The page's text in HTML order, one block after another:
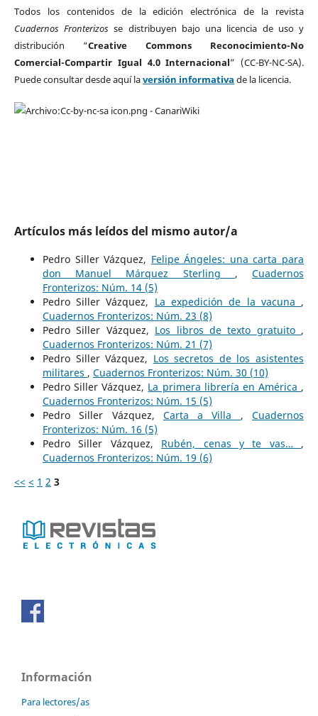
Todos los contenidos de la edición electrónica de la revista
Cuadernos Fronterizos se distribuyen bajo una licencia de uso y
distribución “Creative Commons Reconocimiento-No
Comercial-Compartir Igual 4.0 Internacional” (CC-BY-NC-SA).
Puede consultar desde aquí laversión informativa de la licencia.
Artículos más leídos del mismo autor/a
Pedro Siller Vázquez, Felipe Ángeles: una carta para
don Manuel Márquez Sterling ,Cuadernos
Fronterizos: Núm. 14 (5)
Pedro Siller Vázquez, La expedición de la vacuna ,
Cuadernos Fronterizos: Núm. 23 (8)
Pedro Siller Vázquez, Los libros de texto gratuito ,
Cuadernos Fronterizos: Núm. 21 (7)
Pedro Siller Vázquez, Los secretos de los asistentes
militares , Cuadernos Fronterizos: Núm. 30 (10)
Pedro Siller Vázquez, La primera librería en América ,
Cuadernos Fronterizos: Núm. 15 (5)
Pedro Siller Vázquez, Carta a Villa ,Cuadernos
Fronterizos: Núm. 16 (5)
Pedro Siller Vázquez, Rubén, cenas y te vas… ,
Cuadernos Fronterizos: Núm. 19 (6)
<< < 1 2 3
Información
Para lectores/as